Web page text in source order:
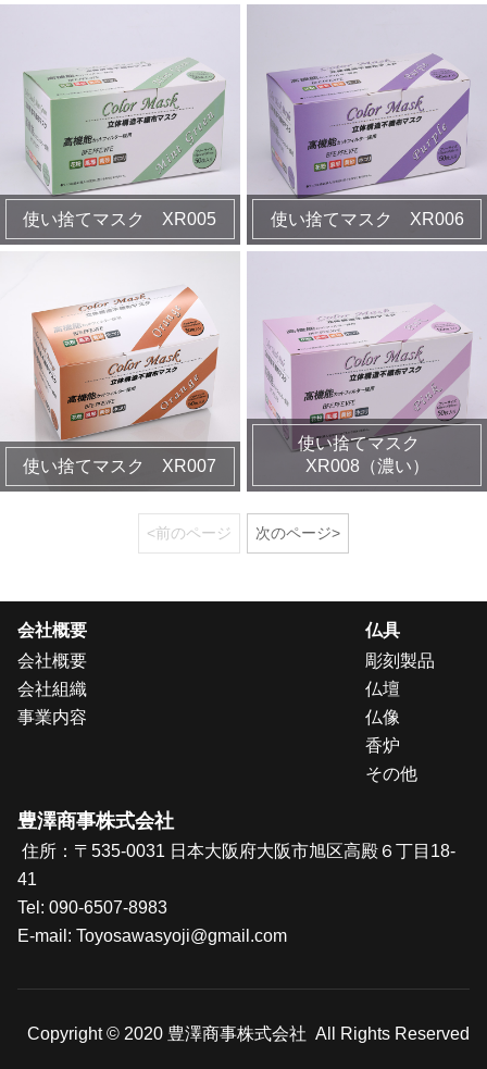
使い捨てマスク XR005 使い捨てマスク XR006
使い捨てマスク XR007
使い捨てマスク
XR008（濃い）
<前のページ 次のページ>
会社概要
会社概要
会社組織
事業内容
仏具
彫刻製品
仏壇
仏像
香炉
その他
豊澤商事株式会社
住所：〒535-0031 日本大阪府大阪市旭区高殿６丁目18-
41
Tel: 090-6507-8983
E-mail: Toyosawasyoji@gmail.com
Copyright © 2020 豊澤商事株式会社 All Rights Reserved